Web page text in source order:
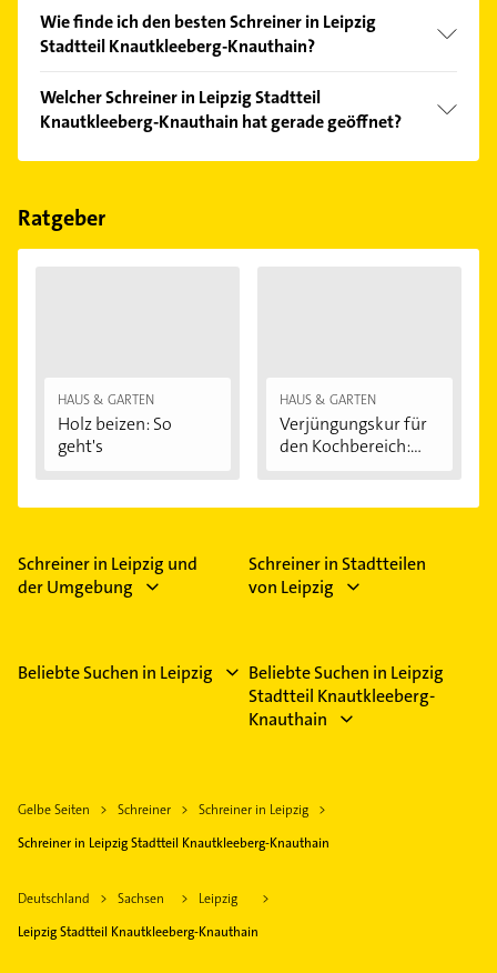
Wie finde ich den besten Schreiner in Leipzig
Stadtteil Knautkleeberg-Knauthain?
Kundenmeinungen und profitieren Sie von den
Empfehlungen. Die Suchergebnisse können Sie sich
einfach nachBewertungensortiert anzeigen lassen.
Welcher Schreiner in Leipzig Stadtteil
Knautkleeberg-Knauthain hat gerade geöffnet?
Im Anbieter-Bereich finden Sie alleÖffnungszeiten.
Feiertagen abweichen können.
Ratgeber
HAUS & GARTEN
Holz beizen: So
geht's
HAUS & GARTEN
Verjüngungskur für
den Kochbereich:...
Schreiner in Leipzig und
der Umgebung
Schreiner in Stadtteilen
von Leipzig
Beliebte Suchen in Leipzig
Beliebte Suchen in Leipzig
Stadtteil Knautkleeberg-
Knauthain
Gelbe Seiten Schreiner
Schreiner in Leipzig
Schreiner in Leipzig Stadtteil Knautkleeberg-Knauthain
Deutschland Sachsen
Leipzig
Leipzig Stadtteil Knautkleeberg-Knauthain